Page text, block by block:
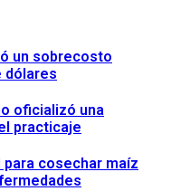
un sobrecosto
dólares
oficializó una
practicaje
cosechar maíz